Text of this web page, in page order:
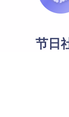
节日